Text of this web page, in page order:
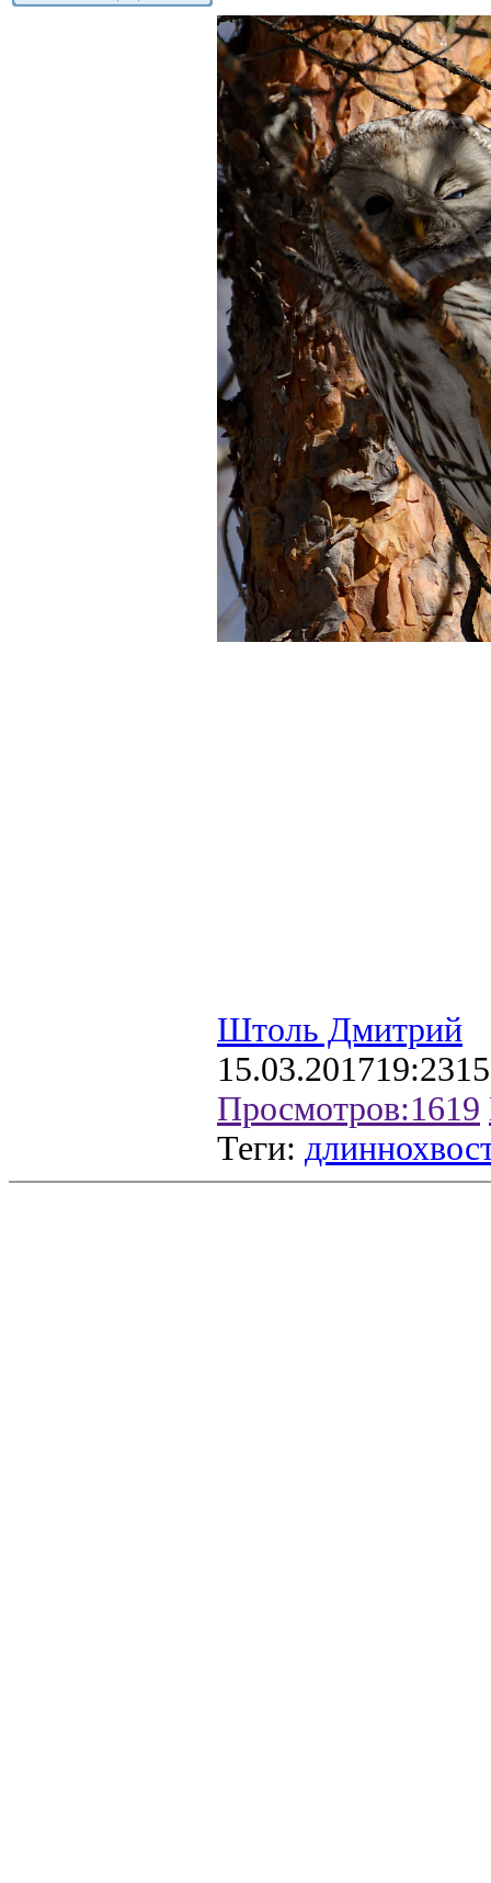
Штоль Дмитрий
15.03.201719:23
Просмотров:1619
Теги: